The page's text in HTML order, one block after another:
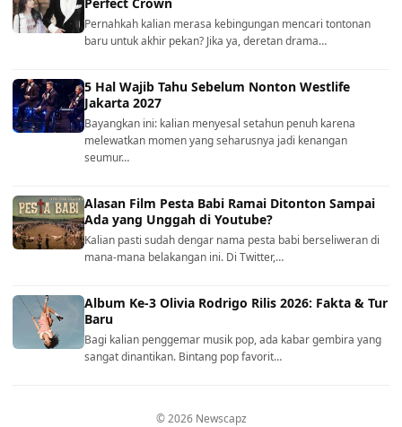
Pernahkah kalian merasa kebingungan mencari tontonan
baru untuk akhir pekan? Jika ya, deretan drama…
5 Hal Wajib Tahu Sebelum Nonton Westlife
Jakarta 2027
Bayangkan ini: kalian menyesal setahun penuh karena
melewatkan momen yang seharusnya jadi kenangan
seumur…
Alasan Film Pesta Babi Ramai Ditonton Sampai
Ada yang Unggah di Youtube?
Kalian pasti sudah dengar nama pesta babi berseliweran di
mana-mana belakangan ini. Di Twitter,…
Album Ke-3 Olivia Rodrigo Rilis 2026: Fakta & Tur
Baru
Bagi kalian penggemar musik pop, ada kabar gembira yang
sangat dinantikan. Bintang pop favorit…
© 2026 Newscapz